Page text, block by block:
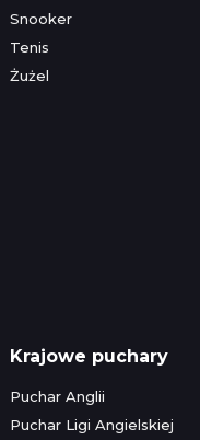
Snooker
Tenis
Żużel
Krajowe puchary
Puchar Anglii
Puchar Ligi Angielskiej